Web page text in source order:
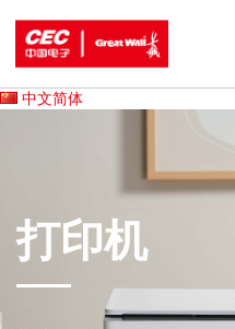
中文简体
打印机